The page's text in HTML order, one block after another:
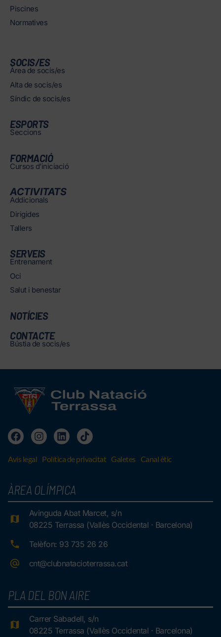
Piscines
Normatives
SOCIS/ES
Àrea de socis/es
Alta de socis/es
Síndic de socis/es
ESPORTS
Seccions
FORMACIÓ
Cursos d’iniciació
ACTIVITATS
Addicionals
Dirigides
Tallers
SERVEIS
Entrenament
Oci
Salut i benestar
NOTÍCIES
CONTACTE
Bústia de socis/es
Avís legal Política de privacitat Galetes Canal ètic
ÀREA OLÍMPICA
Avinguda Abat Marcet, s/n
08225 Terrassa (Vallès Occidental · Barcelona)
Telèfon: 93 735 26 26
cnt@clubnatacioterrassa.cat
PLA DEL BON AIRE
Carrer Sabadell, s/n
08225 Terrassa (Vallès Occidental · Barcelona)